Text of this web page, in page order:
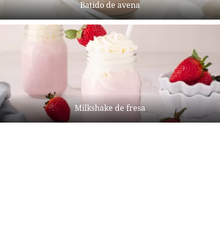
Batido de avena
Milkshake de fresa